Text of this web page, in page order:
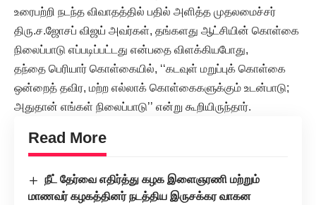
உரைபற்றி நடந்த விவாதத்தில் பதில் அளித்த முதலமைச்சர்
திரு.ச.ஜோசப் விஜய் அவர்கள், தங்களது ஆட்சியின் கொள்கை
நிலைப்பாடு எப்படிப்பட்டது என்பதை விளக்கியபோது,
தந்தை பெரியார் கொள்கையில், ‘‘கடவுள் மறுப்புக் கொள்கை
ஒன்றைத் தவிர, மற்ற எல்லாக் கொள்கைகளுக்கும் உடன்பாடு;
அதுதான் எங்கள் நிலைப்பாடு’’ என்று கூறியிருந்தார்.
Read More
நீட் தேர்வை எதிர்த்து கழக இளைஞரணி மற்றும்
மாணவர் கழகத்தினர் நடத்திய இருசக்கர வாகன